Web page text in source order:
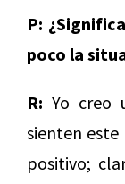
P:
poco la
R: Yo creo
sienten
positivo;